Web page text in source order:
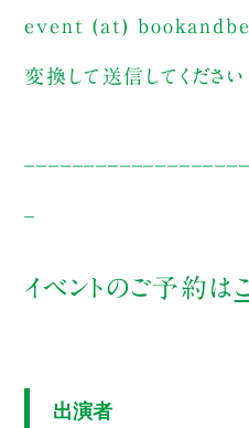
event (at)
変換して送信してください
イベントのご予約は
出演者